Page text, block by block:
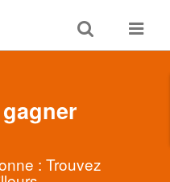
Toggle
search
Toggle
: Trouvez